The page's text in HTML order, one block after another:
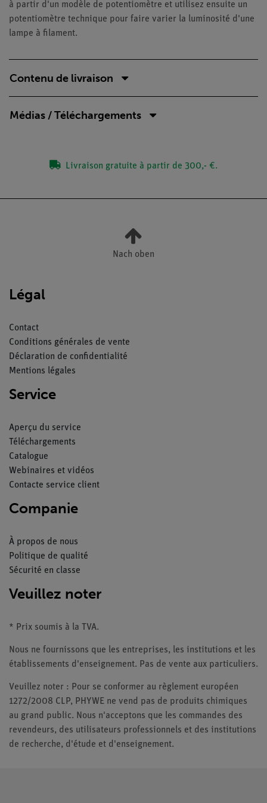
à partir d'un modèle de potentiomètre et utilisez ensuite un
potentiomètre technique pour faire varier la luminosité d'une
lampe à filament.
Contenu de livraison
Médias / Téléchargements
Livraison gratuite à partir de 300,- €.
Nach oben
Légal
Contact
Conditions générales de vente
Déclaration de confidentialité
Mentions légales
Service
Aperçu du service
Téléchargements
Catalogue
Webinaires et vidéos
Contacte service client
Companie
À propos de nous
Politique de qualité
Sécurité en classe
Veuillez noter
* Prix soumis à la TVA.
Nous ne fournissons que les entreprises, les institutions et les
établissements d'enseignement. Pas de vente aux particuliers.
Veuillez noter : Pour se conformer au règlement européen
1272/2008 CLP, PHYWE ne vend pas de produits chimiques
au grand public. Nous n'acceptons que les commandes des
revendeurs, des utilisateurs professionnels et des institutions
de recherche, d'étude et d'enseignement.